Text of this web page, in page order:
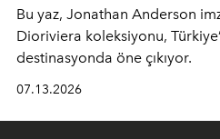
Bu yaz, Jonathan Anderson
Dioriviera koleksiyonu,
destinasyonda öne çıkıyor.
07.13.2026